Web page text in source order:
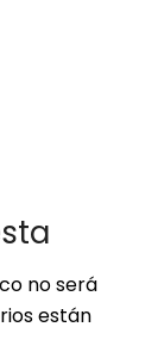
no será
están